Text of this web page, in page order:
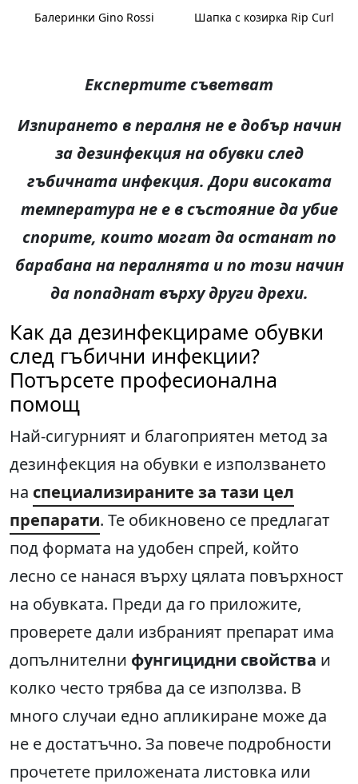
Балеринки Gino Rossi Шапка с козирка Rip Curl
Експертите съветват
Изпирането в пералня не е добър начин
за дезинфекция на обувки след
гъбичната инфекция. Дори високата
температура не е в състояние да убие
спорите, които могат да останат по
барабана на пералнята и по този начин
да попаднат върху други дрехи.
Как да дезинфекцираме обувки
след гъбични инфекции?
Потърсете професионална
помощ
Най-сигурният и благоприятен метод за
дезинфекция на обувки е използването
на специализираните за тази цел
препарати. Те обикновено се предлагат
под формата на удобен спрей, който
лесно се нанася върху цялата повърхност
на обувката. Преди да го приложите,
проверете дали избраният препарат има
допълнителни фунгицидни свойства и
колко често трябва да се използва. В
много случаи едно апликиране може да
не е достатъчно. За повече подробности
прочетете приложената листовка или